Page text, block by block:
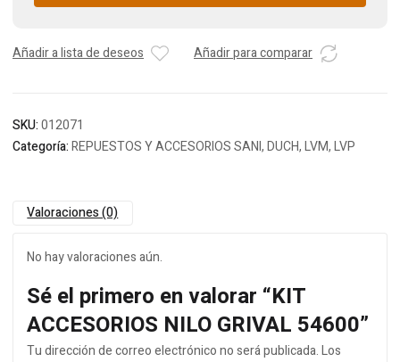
Añadir a lista de deseos Añadir para comparar
SKU:012071
Categoría:REPUESTOS Y ACCESORIOS SANI, DUCH, LVM, LVP
Valoraciones (0)
No hay valoraciones aún.
Sé el primero en valorar “KIT
ACCESORIOS NILO GRIVAL 54600”
Tu dirección de correo electrónico no será publicada.Los